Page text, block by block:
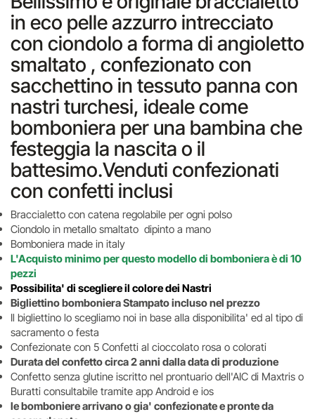
in eco pelle azzurro intrecciato
con ciondolo a forma di angioletto
smaltato , confezionato con
sacchettino in tessuto panna con
nastri turchesi, ideale come
bomboniera per una bambina che
festeggia la nascita o il
battesimo.Venduti confezionati
con confetti inclusi
Braccialetto con catena regolabile per ogni polso
Ciondolo in metallo smaltato dipinto a mano
Bomboniera made in italy
L'Acquisto minimo per questo modello di bomboniera è di 10
pezzi
Possibilita' di scegliere il colore dei Nastri
Bigliettino bomboniera Stampato incluso nel prezzo
Il bigliettino lo scegliamo noi in base alla disponibilita' ed al tipo di
sacramento o festa
Confezionate con 5 Confetti al cioccolato rosa o colorati
Durata del confetto circa 2 anni dalla data di produzione
Confetto senza glutine iscritto nel prontuario dell'AIC di Maxtris o
Buratti consultabile tramite app Android e ios
le bomboniere arrivano o gia' confezionate e pronte da